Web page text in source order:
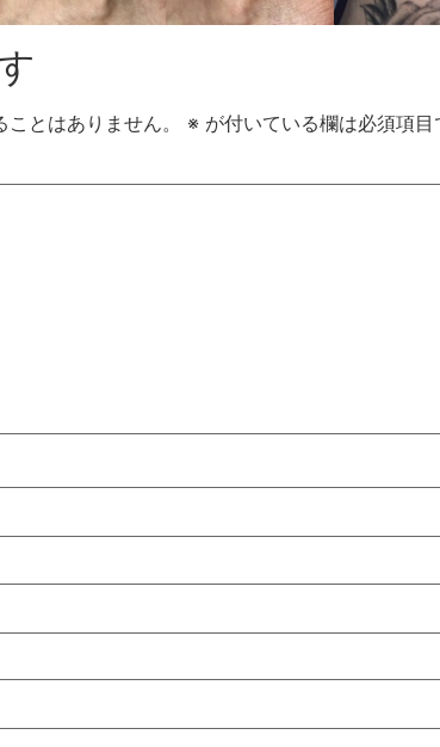
とはありません。 ※ が付いている欄は必須項目